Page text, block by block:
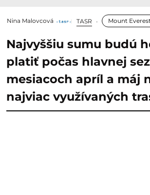
Nina Malovcová TASR Mount
Najvyššiu sumu budú
platiť počas hlavnej
mesiacoch apríl a máj
najviac využívaných